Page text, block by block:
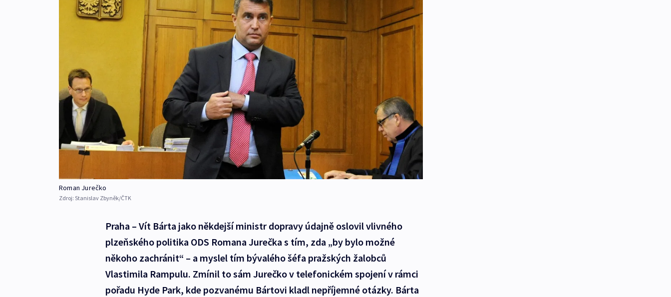
Roman Jurečko
Zdroj: Stanislav Zbyněk/ČTK
Praha – Vít Bárta jako někdejší ministr dopravy údajně oslovil vlivného
plzeňského politika ODS Romana Jurečka s tím, zda „by bylo možné
někoho zachránit“ – a myslel tím bývalého šéfa pražských žalobců
Vlastimila Rampulu. Zmínil to sám Jurečko v telefonickém spojení v rámci
pořadu Hyde Park, kde pozvanému Bártovi kladl nepříjemné otázky. Bárta